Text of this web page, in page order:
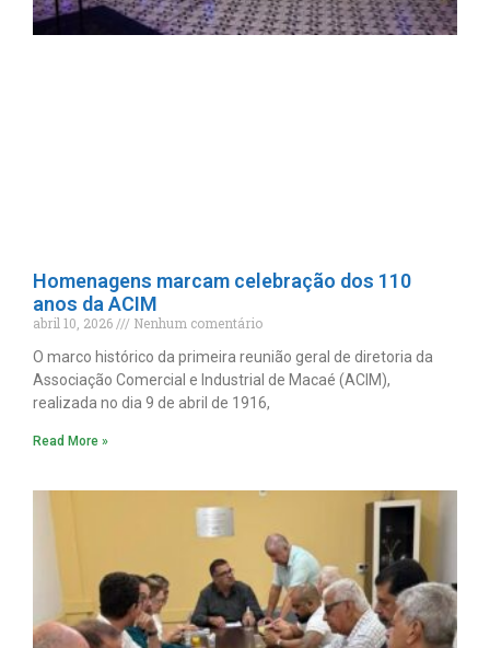
Homenagens marcam celebração dos 110
anos da ACIM
abril 10, 2026
Nenhum comentário
O marco histórico da primeira reunião geral de diretoria da
Associação Comercial e Industrial de Macaé (ACIM),
realizada no dia 9 de abril de 1916,
Read More »